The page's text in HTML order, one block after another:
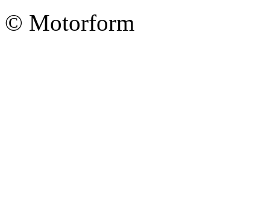
© Motorform